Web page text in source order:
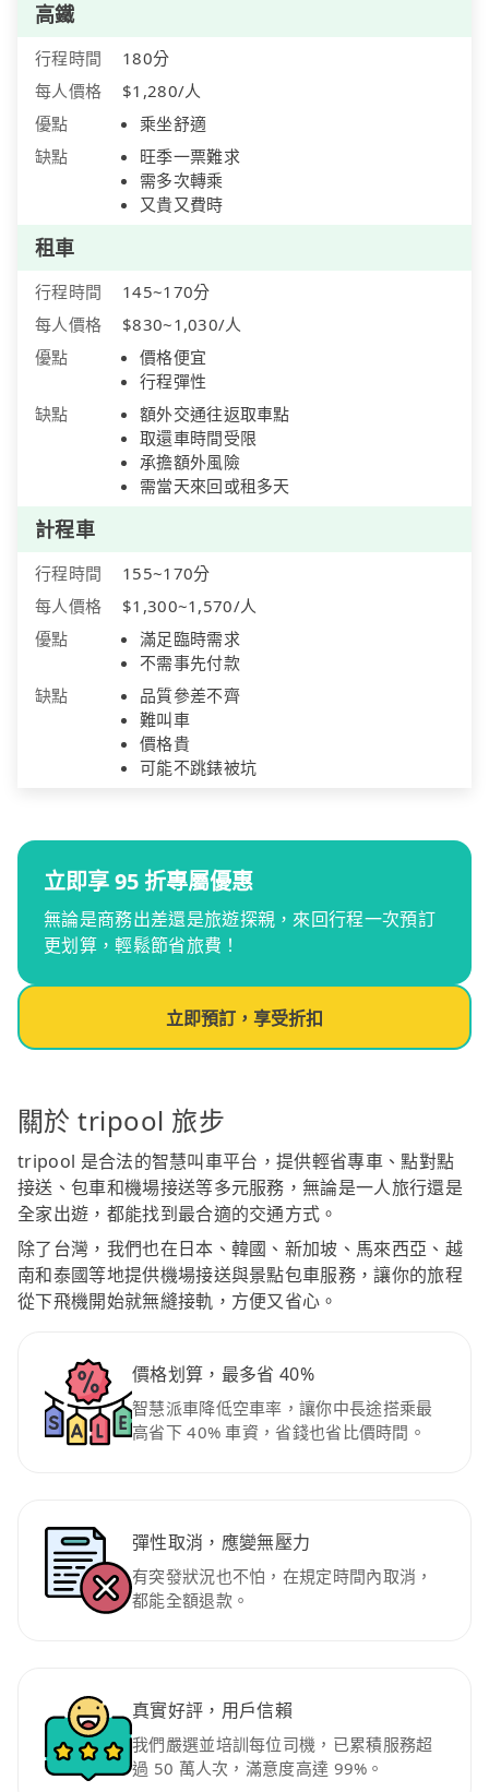
高鐵
行程時間
180分
每人價格
$1,280/人
優點
乘坐舒適
缺點
旺季一票難求
需多次轉乘
又貴又費時
租車
行程時間
145~170分
每人價格
$830~1,030/人
優點
價格便宜
行程彈性
缺點
額外交通往返取車點
取還車時間受限
承擔額外風險
需當天來回或租多天
計程車
行程時間
155~170分
每人價格
$1,300~1,570/人
優點
滿足臨時需求
不需事先付款
缺點
品質參差不齊
難叫車
價格貴
可能不跳錶被坑
立即享 95 折專屬優惠
無論是商務出差還是旅遊探親，來回行程一次預訂
更划算，輕鬆節省旅費！
立即預訂，享受折扣
關於 tripool 旅步
tripool 是合法的智慧叫車平台，提供輕省專車、點對點
接送、包車和機場接送等多元服務，無論是一人旅行還是
全家出遊，都能找到最合適的交通方式。
除了台灣，我們也在日本、韓國、新加坡、馬來西亞、越
南和泰國等地提供機場接送與景點包車服務，讓你的旅程
從下飛機開始就無縫接軌，方便又省心。
價格划算，最多省 40%
智慧派車降低空車率，讓你中長途搭乘最
高省下 40% 車資，省錢也省比價時間。
彈性取消，應變無壓力
有突發狀況也不怕，在規定時間內取消，
都能全額退款。
真實好評，用戶信賴
我們嚴選並培訓每位司機，已累積服務超
過 50 萬人次，滿意度高達 99%。